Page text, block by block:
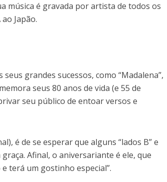
música é gravada por artista de todos os
Japão.
grandes sucessos, como “Madalena”,
seus 80 anos de vida (e 55 de
seu público de entoar versos e
é de se esperar que alguns “lados B” e
Afinal, o aniversariante é ele, que
terá um gostinho especial”.